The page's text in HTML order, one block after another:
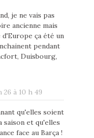
je ne vais pas
ancienne mais
ça été un
pendant
Duisbourg,
26 à 10 h 49
qu'elles soient
saison et qu'elles
face au Barça !